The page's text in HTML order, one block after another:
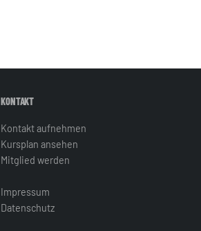
KONTAKT
Kontakt aufnehmen
Kursplan ansehen
Mitglied werden
Impressum
Datenschutz